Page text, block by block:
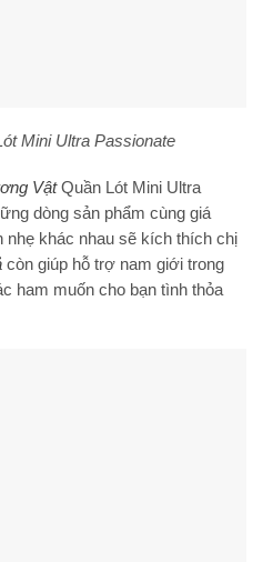
Mini Ultra Passionate
VậtQuần Lót Mini Ultra
dòng sản phẩm cùng giá
nhẹ khác nhau sẽ kích thích chị
còn giúp hỗ trợ nam giới trong
ham muốn cho bạn tình thỏa